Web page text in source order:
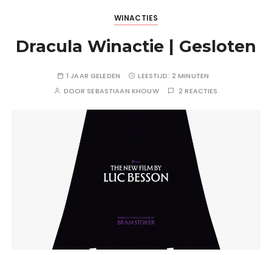
WINACTIES
Dracula Winactie | Gesloten
1 JAAR GELEDEN LEESTIJD: 2 MINUTEN
DOOR SEBASTIAAN KHOUW 2 REACTIES